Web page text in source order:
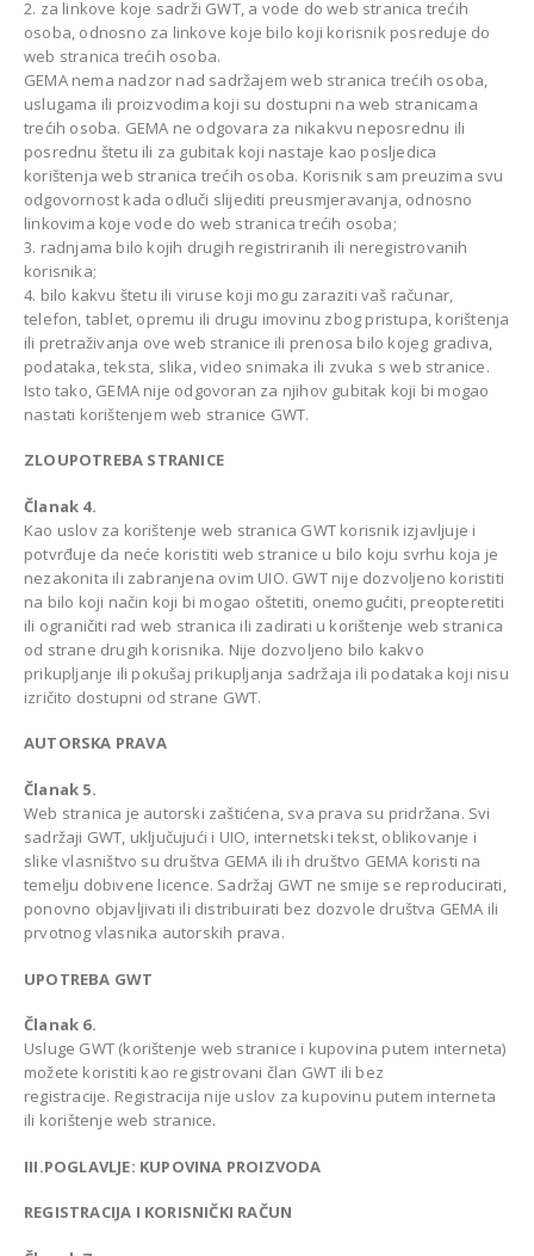
2. za linkove koje sadrži GWT, a vode do web stranica trećih
osoba, odnosno za linkove koje bilo koji korisnik posreduje do
web stranica trećih osoba.
GEMA nema nadzor nad sadržajem web stranica trećih osoba,
uslugama ili proizvodima koji su dostupni na web stranicama
trećih osoba. GEMA ne odgovara za nikakvu neposrednu ili
posrednu štetu ili za gubitak koji nastaje kao posljedica
korištenja web stranica trećih osoba. Korisnik sam preuzima svu
odgovornost kada odluči slijediti preusmjeravanja, odnosno
linkovima koje vode do web stranica trećih osoba;
3. radnjama bilo kojih drugih registriranih ili neregistrovanih
korisnika;
4. bilo kakvu štetu ili viruse koji mogu zaraziti vaš računar,
telefon, tablet, opremu ili drugu imovinu zbog pristupa, korištenja
ili pretraživanja ove web stranice ili prenosa bilo kojeg gradiva,
podataka, teksta, slika, video snimaka ili zvuka s web stranice.
Isto tako, GEMA nije odgovoran za njihov gubitak koji bi mogao
nastati korištenjem web stranice GWT.
ZLOUPOTREBA STRANICE
Članak 4.
Kao uslov za korištenje web stranica GWT korisnik izjavljuje i
potvrđuje da neće koristiti web stranice u bilo koju svrhu koja je
nezakonita ili zabranjena ovim UIO. GWT nije dozvoljeno koristiti
na bilo koji način koji bi mogao oštetiti, onemogućiti, preopteretiti
ili ograničiti rad web stranica ili zadirati u korištenje web stranica
od strane drugih korisnika. Nije dozvoljeno bilo kakvo
prikupljanje ili pokušaj prikupljanja sadržaja ili podataka koji nisu
izričito dostupni od strane GWT.
AUTORSKA PRAVA
Članak 5.
Web stranica je autorski zaštićena, sva prava su pridržana. Svi
sadržaji GWT, uključujući i UIO, internetski tekst, oblikovanje i
slike vlasništvo su društva GEMA ili ih društvo GEMA koristi na
temelju dobivene licence. Sadržaj GWT ne smije se reproducirati,
ponovno objavljivati ili distribuirati bez dozvole društva GEMA ili
prvotnog vlasnika autorskih prava.
UPOTREBA GWT
Članak 6.
Usluge GWT (korištenje web stranice i kupovina putem interneta)
možete koristiti kao registrovani član GWT ili bez
registracije. Registracija nije uslov za kupovinu putem interneta
ili korištenje web stranice.
III.POGLAVLJE: KUPOVINA PROIZVODA
REGISTRACIJA I KORISNIČKI RAČUN